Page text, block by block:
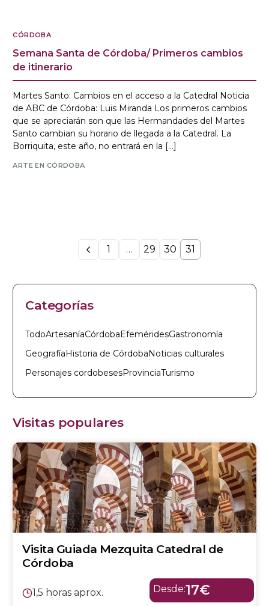
CÓRDOBA
Semana Santa de Córdoba/ Primeros cambios
de itinerario
Martes Santo: Cambios en el acceso a la Catedral Noticia
de ABC de Córdoba: Luis Miranda Los primeros cambios
que se apreciarán son que las Hermandades del Martes
Santo cambian su horario de llegada a la Catedral. La
Borriquita, este año, no entrará en la […]
ARTE EN CÓRDOBA
1 … 29 30 31
Categorías
TodoArtesaníaCórdobaEfeméridesGastronomía
GeografíaHistoria de CórdobaNoticias culturales
Personajes cordobesesProvinciaTurismo
Visitas populares
Visita Guiada Mezquita Catedral de
Córdoba
1,5 horas aprox. Desde:17€